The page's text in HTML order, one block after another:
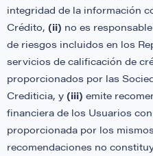
integridad de la información
Crédito, (ii) no es
de riesgos incluidos en los
servicios de calificación de
proporcionados por las
Crediticia, y (iii) emite
financiera de los Usuarios
proporcionada por los
recomendaciones no